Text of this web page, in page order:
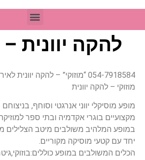
להקה יוונית –
054-7918584 “מוזוקי” – להקה
מוזוקי – להקה יוונית
מופע מוסיקלי יווני אנרגטי וסוחף,
מקצועיים בוגרי אקדמיה ובתי ספר
במופע המלהיב משולבים מיטב הצלילים
יחד עם קטעי מוסיקה מקוריים.
הכלים המשולבים במופע